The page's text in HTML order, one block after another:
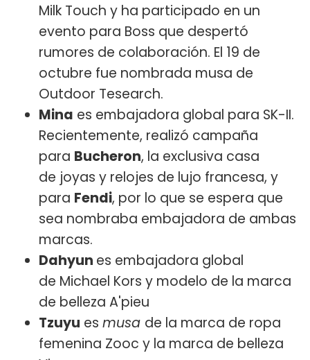
Milk Touch y ha participado en un
evento para Boss que despertó
rumores de colaboración. El 19 de
octubre fue nombrada musa de
Outdoor Tesearch.
Mina es embajadora global para SK-II.
Recientemente, realizó campaña
para Bucheron, la exclusiva casa
de joyas y relojes de lujo francesa, y
para Fendi, por lo que se espera que
sea nombraba embajadora de ambas
marcas.
Dahyun es embajadora global
de Michael Kors y modelo de la marca
de belleza A'pieu
Tzuyu es musa de la marca de ropa
femenina Zooc y la marca de belleza